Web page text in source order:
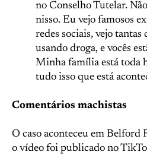
no Conselho Tutelar.
nisso. Eu vejo famosos
redes sociais, vejo tantas
usando droga, e vocês
Minha família está toda
tudo isso que está
Comentários machistas
O caso aconteceu em Belford
o vídeo foi publicado no